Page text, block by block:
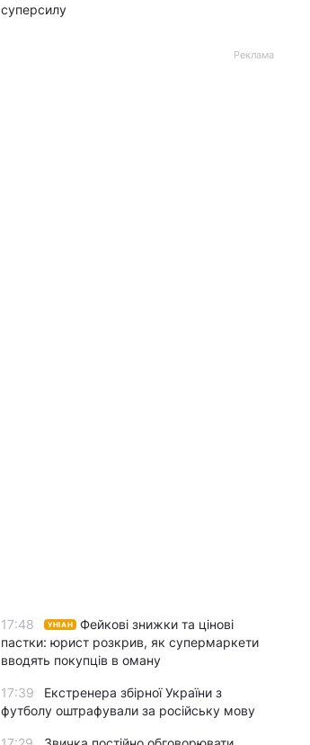
суперсилу
Реклама
17:48 УНІАН
Фейкові знижки та цінові
пастки: юрист розкрив, як супермаркети
вводять покупців в оману
17:39
Екстренера збірної України з
футболу оштрафували за російську мову